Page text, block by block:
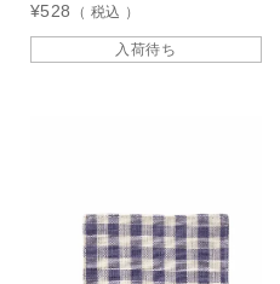
¥528 税込
入荷待ち